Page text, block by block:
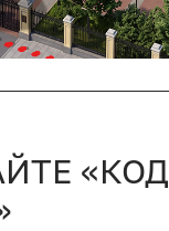
«КОД